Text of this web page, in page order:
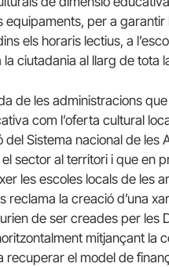
equipaments, per a
els horaris lectius, a
ciutadania al llarg de tota
de les administracions
com l’oferta cultural
Sistema nacional de les
sector al territori i que en
les escoles locals de les
reclama la creació d’una
de ser creades per les
mitjançant la
el model de